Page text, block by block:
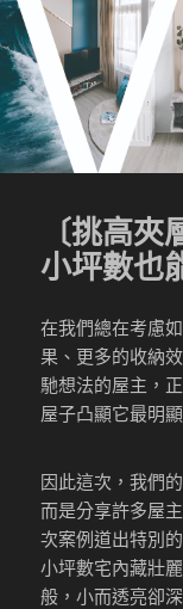
〔挑高
小坪數也
在我們總在考慮
果、更多的收納
馳想法的屋主，
屋子凸顯它最明
因此這次，我們
而是分享許多屋
次案例道出特別
小坪數宅內藏壯
般，小而透亮卻